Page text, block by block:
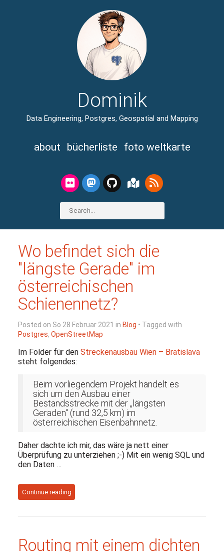
Dominik
Data Engineering, Postgres, Geospatial and Mapping
about bücherliste foto weltkarte
Wo befindet sich die
"längste Gerade" im
österreichischen
Schienennetz?
Posted on So 28 Februar 2021 in Blog • Tagged with
Postgres, OpenStreetMap
Im Folder für den Streckenausbau Wien – Bratislava
steht folgendes:
Beim vorliegendem Projekt handelt es
sich um den Ausbau einer
Bestandsstrecke mit der „längsten
Geraden“ (rund 32,5 km) im
österreichischen Eisenbahnnetz.
Daher dachte ich mir, das wäre ja nett einer
Überprüfung zu unterziehen ;-) Mit ein wenig SQL und
den Daten …
Continue reading
Routing mit einem dichten